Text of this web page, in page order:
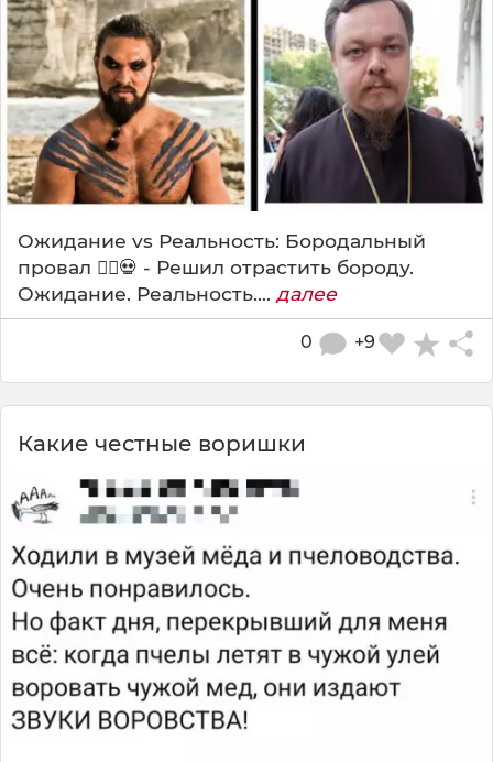
Ожидание vs Реальность: Бородальный
провал 🧔‍♂️💀 - Решил отрастить бороду.
Ожидание. Реальность.... далее
+9
0
Какие честные воришки